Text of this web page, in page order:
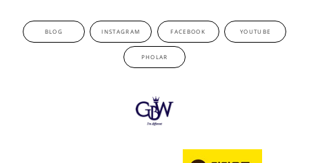
BLOG INSTAGRAM FACEBOOK YOUTUBE
PHOLAR